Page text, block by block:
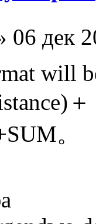
06 дек
will
＋
。